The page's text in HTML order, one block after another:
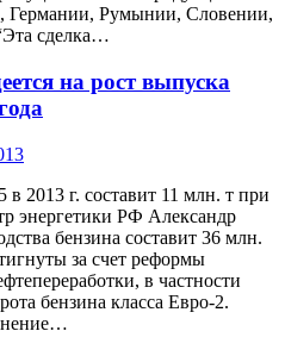
Германии, Румынии, Словении,
сделка…
на рост выпуска
2013 г. составит 11 млн. т при
энергетики РФ Александр
бензина составит 36 млн.
за счет реформы
в частности
бензина класса Евро-2.